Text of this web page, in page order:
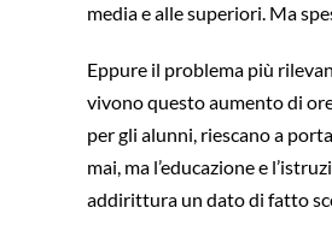
media e alle superiori. Ma
Eppure il problema più
vivono questo aumento di
per gli alunni, riescano a
mai, ma l’educazione e
addirittura un dato di fatto